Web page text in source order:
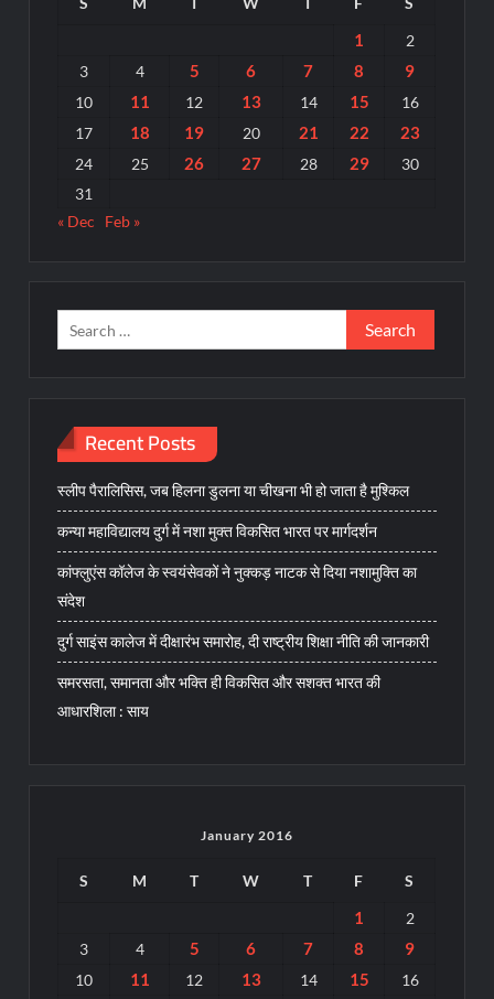
1
2
3
4 5 6 7 8 9
10 11 12 13 14 15
16
17
18 19 20 21 22 23
24 25 26 27 28 29
30
31
« Dec
Feb »
Search
for:
Recent Posts
स्लीप पैरालिसिस, जब हिलना डुलना या चीखना भी हो जाता है मुश्किल
कन्या महाविद्यालय दुर्ग में नशा मुक्त विकसित भारत पर मार्गदर्शन
कांफ्लुएंस कॉलेज के स्वयंसेवकों ने नुक्कड़ नाटक से दिया नशामुक्ति का
संदेश
दुर्ग साइंस कालेज में दीक्षारंभ समारोह, दी राष्ट्रीय शिक्षा नीति की जानकारी
समरसता, समानता और भक्ति ही विकसित और सशक्त भारत की
आधारशिला : साय
January 2016
S M T W T F S
1
2
3
4 5 6 7 8 9
10 11 12 13 14 15
16